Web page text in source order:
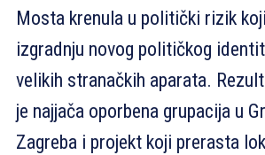
Mosta krenula u politički rizik
izgradnju novog političkog
velikih stranačkih aparata.
je najjača oporbena grupacija u
Zagreba i projekt koji prerasta